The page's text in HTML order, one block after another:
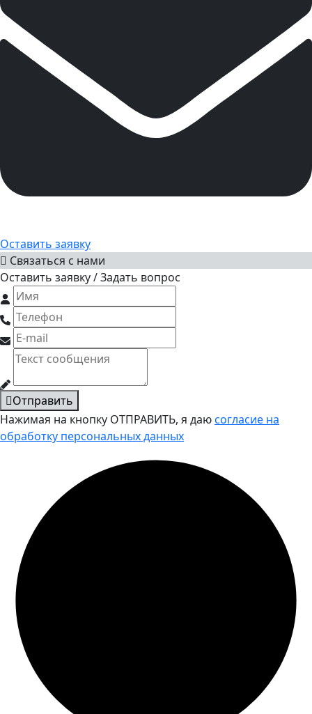
Оставить заявку
Связаться с нами
Оставить заявку / Задать вопрос
Отправить
Нажимая на кнопку ОТПРАВИТЬ, я даюсогласие на
обработку персональных данных